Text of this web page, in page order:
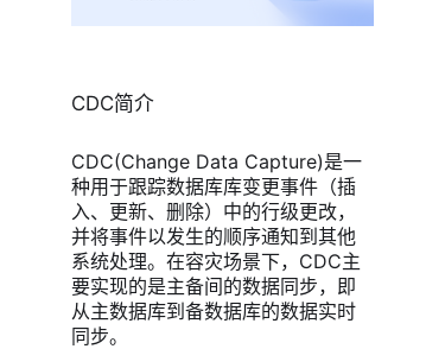
CDC简介
CDC(Change Data Capture)是一
种用于跟踪数据库库变更事件（插
入、更新、删除）中的行级更改，
并将事件以发生的顺序通知到其他
系统处理。在容灾场景下，CDC主
要实现的是主备间的数据同步，即
从主数据库到备数据库的数据实时
同步。